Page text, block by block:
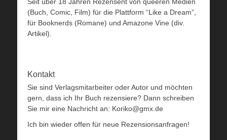
(Buch, Comic, Film) für die Plattform “Like a Dream”,
für Booknerds (Romane) und Amazone Vine (div.
Artikel).
Kontakt
Sie sind Verlagsmitarbeiter oder Autor und möchten
gern, dass ich Ihr Buch rezensiere? Dann schreiben
Sie mir eine Nachricht an: Koriko@gmx.de
Ich bin wieder offen für neue Rezensionsanfragen!